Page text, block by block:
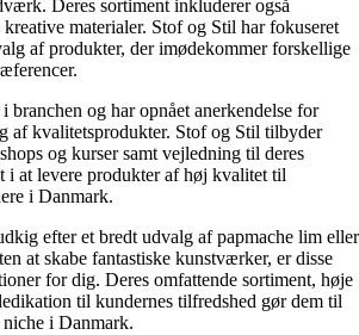
Deres sortiment inkluderer også
materialer. Stof og Stil har fokuseret
af produkter, der imødekommer forskellige
branchen og har opnået anerkendelse for
af kvalitetsprodukter. Stof og Stil tilbyder
og kurser samt vejledning til deres
i at levere produkter af høj kvalitet til
i Danmark.
efter et bredt udvalg af papmache lim eller
at skabe fantastiske kunstværker, er disse
for dig. Deres omfattende sortiment, høje
til kundernes tilfredshed gør dem til
i Danmark.